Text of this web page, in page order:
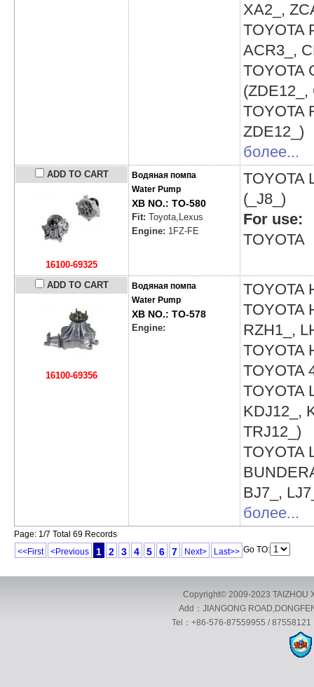
XA2_,
TOYOTA
ACR3_,
TOYOTA
(ZDE12_,
TOYOTA
ZDE12_)
более...
ADD TO CART
16100-69325
Водяная помпа
Water Pump
XB NO.: TO-580
Fit: Toyota,Lexus
Engine: 1FZ-FE
TOYOTA
(_J8_)
For use:
TOYOTA
ADD TO CART
16100-69356
Водяная помпа
Water Pump
XB NO.: TO-578
Engine:
TOYOTA
TOYOTA
RZH1_,
TOYOTA
TOYOTA
TOYOTA
KDJ12_,
TRJ12_)
TOYOTA
BJ7_,
более...
Page: 1/7 Total 69 Records
<<First
<Previous 1 2 3 4 5 6 7 Next> Last>> Go TO:
Copyright© 2009-2023 TAIZHOU
Add：JIANGONG
Tel：+86-576-87559955 /